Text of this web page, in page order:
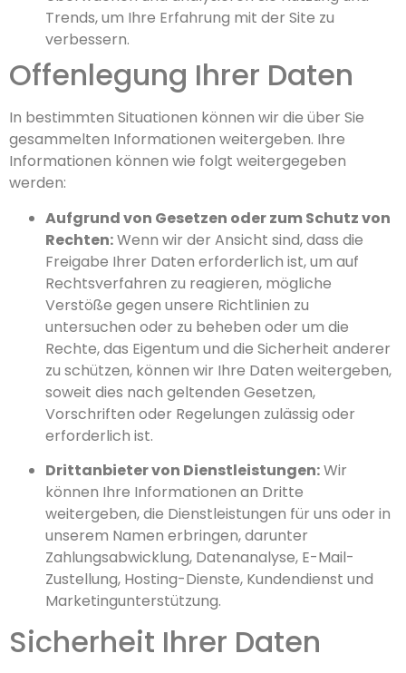
Trends, um Ihre Erfahrung mit der Site zu
verbessern.
Offenlegung Ihrer Daten
In bestimmten Situationen können wir die über Sie
gesammelten Informationen weitergeben. Ihre
Informationen können wie folgt weitergegeben
werden:
Aufgrund von Gesetzen oder zum Schutz von
Rechten:Wenn wir der Ansicht sind, dass die
Freigabe Ihrer Daten erforderlich ist, um auf
Rechtsverfahren zu reagieren, mögliche
Verstöße gegen unsere Richtlinien zu
untersuchen oder zu beheben oder um die
Rechte, das Eigentum und die Sicherheit anderer
zu schützen, können wir Ihre Daten weitergeben,
soweit dies nach geltenden Gesetzen,
Vorschriften oder Regelungen zulässig oder
erforderlich ist.
Drittanbieter von Dienstleistungen:Wir
können Ihre Informationen an Dritte
weitergeben, die Dienstleistungen für uns oder in
unserem Namen erbringen, darunter
Zahlungsabwicklung, Datenanalyse, E-Mail-
Zustellung, Hosting-Dienste, Kundendienst und
Marketingunterstützung.
Sicherheit Ihrer Daten